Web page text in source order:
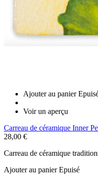
Ajouter au panier
Voir un aperçu
Carreau de céramique Inner
28,00 €
Carreau de céramique
Ajouter au panierEpuisé